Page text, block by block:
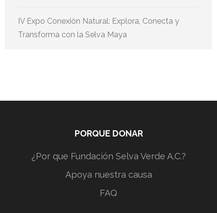
IV Expo Conexión Natural: Explora, Conecta y
Transforma con la Selva Maya
PORQUE DONAR
¿Por que Fundación Selva Verde A.C.?
Apoya nuestra causa
FAQ